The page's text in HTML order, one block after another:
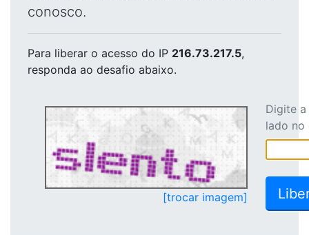
conosco.
Para liberar o acesso do IP 216.73.217.5,
responda ao desafio abaixo.
[trocar imagem]
Digite
lado no